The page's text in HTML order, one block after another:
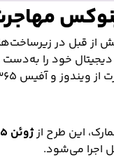
از قبل در
خود را به‌دست
و آفیس ۳۶۵ به
این طرح ازژوئن ۲۰۲۵ (خرداد ۱۴۰۴)
اجرا می‌شود.